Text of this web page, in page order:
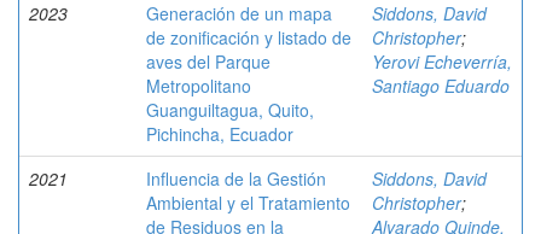
2023
Generación de un mapa
de zonificación y listado de
aves del Parque
Metropolitano
Guanguiltagua, Quito,
Pichincha, Ecuador
Siddons, David
Christopher;
Yerovi Echeverría,
Santiago Eduardo
2021
Influencia de la Gestión
Ambiental y el Tratamiento
de Residuos en la
Siddons, David
Christopher;
Alvarado Quinde,